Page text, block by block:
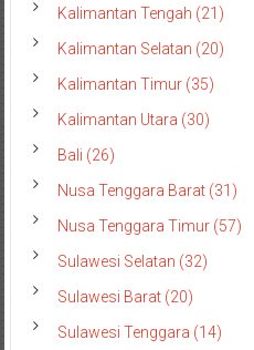
Kalimantan Tengah (21)
Kalimantan Selatan (20)
Kalimantan Timur (35)
Kalimantan Utara (30)
Bali (26)
Nusa Tenggara Barat (31)
Nusa Tenggara Timur (57)
Sulawesi Selatan (32)
Sulawesi Barat (20)
Sulawesi Tenggara (14)